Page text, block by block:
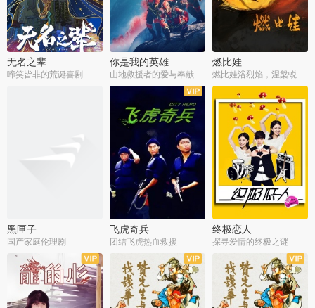
无名之辈
啼笑皆非的荒诞喜剧
你是我的英雄
山地救援者的爱与奉献
燃比娃
燃比娃浴烈焰，涅槃蜕变成人
黑匣子
国产家庭伦理剧
飞虎奇兵
团结飞虎热血救援
终极恋人
探寻爱情的终极之谜